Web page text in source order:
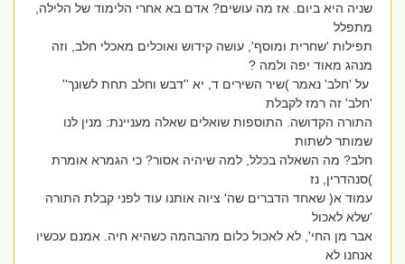
שניה היא ביום. אז מה עושים? אדם בא אחרי הלימוד של הלילה,
מתפלל
תפילות 'שחרית ומוסף', עושה קידוש ואוכלים מאכלי חלב, וזה
מנהג מאוד יפה ולמה ?
על 'חלב' נאמר )שיר השירים ד, יא ''דבש וחלב תחת לשונך''
'חלב' זה רמז לקבלת
התורה הקדושה. התוספות שואלים שאלה מעניינת: מנין לנו
שמותר לשתות
חלב? מה השאלה בכלל, למה שיהיה אסור? כי הגמרא אומרת
)סנהדרין, נז
עמוד א( שאחד הדברים שה' ציוה אותנו עוד לפני קבלת התורה
'שלא לאכול
אבר מן החי', לא לאכול כלום מהבהמה כשהיא חיה. אמנם עכשיו
אנחנו לא